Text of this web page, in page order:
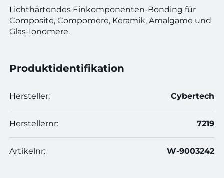
Lichthärtendes Einkomponenten-Bonding für
Composite, Compomere, Keramik, Amalgame und
Glas-Ionomere.
Produktidentifikation
Hersteller: Cybertech
Herstellernr: 7219
Artikelnr: W-9003242